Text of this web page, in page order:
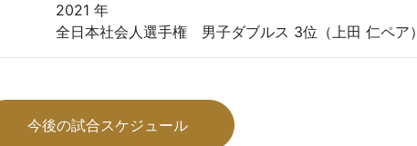
2021 年
全日本社会人選手権 男子ダブルス 3位（上田 仁ペア）
今後の試合スケジュール